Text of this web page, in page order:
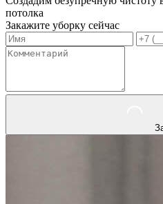
потолка
Закажите уборку сейчас